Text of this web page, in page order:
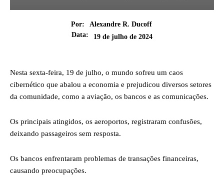
Por:
Alexandre R. Ducoff
Data:
19 de julho de 2024
Nesta sexta-feira, 19 de julho, o mundo sofreu um caos
cibernético que abalou a economia e prejudicou diversos setores
da comunidade, como a aviação, os bancos e as comunicações.
Os principais atingidos, os aeroportos, registraram confusões,
deixando passageiros sem resposta.
Os bancos enfrentaram problemas de transações financeiras,
causando preocupações.